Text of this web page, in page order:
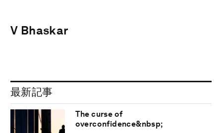
V Bhaskar
最新記事
The curse of
overconfidence&nbsp;